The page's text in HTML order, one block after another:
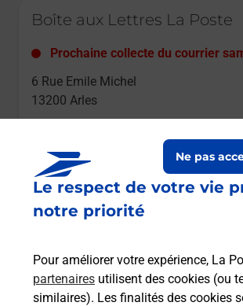
Le respect de votre vie
notre priorité
Pour améliorer votre expérience, La
partenaires utilisent des cookies (ou
similaires). Les finalités des cookies
Ne pas
Boîte aux Lettres La Poste
Prochaine collecte du courrier
6 Rue Emile Michel
13200 Arles
Boîte aux lettres La Poste
4 Rue Du Docteur Albert Schweitzer
13200 Arles
Le lien s'ouvre dans un nouvel onglet